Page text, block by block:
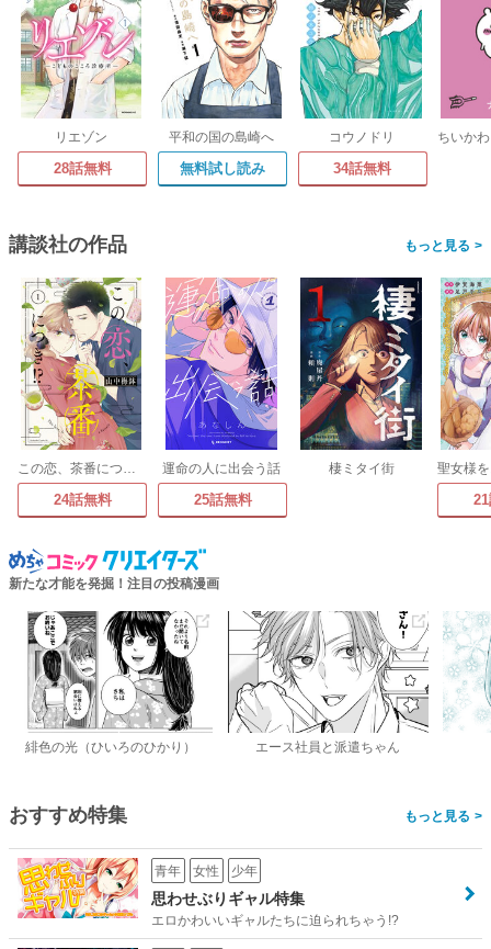
リエゾン
28話無料
平和の国の島崎へ
無料試し読み
コウノドリ
34話無料
講談社の作品 >
この恋、茶番につき!?
24話無料
運命の人に出会う話
25話無料
棲ミタイ街
新たな才能を発掘！注目の投稿漫画
緋色の光（ひいろのひかり） エース社員と派遣ちゃん
おすすめ特集 >
青年 女性 少年
思わせぶりギャル特集
エロかわいいギャルたちに迫られちゃう!?